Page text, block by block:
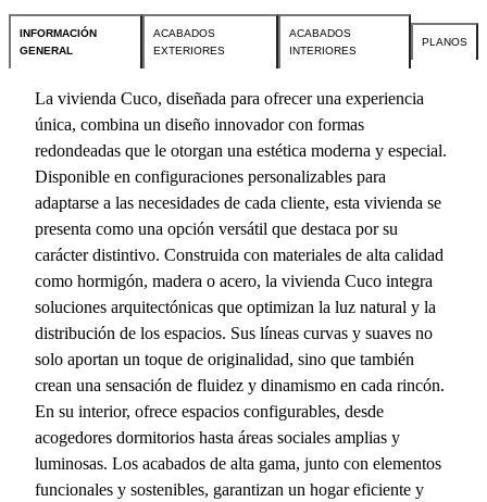
INFORMACIÓN
GENERAL
ACABADOS
EXTERIORES
ACABADOS
INTERIORES
PLANOS
La vivienda Cuco, diseñada para ofrecer una experiencia
única, combina un diseño innovador con formas
redondeadas que le otorgan una estética moderna y especial.
Disponible en configuraciones personalizables para
adaptarse a las necesidades de cada cliente, esta vivienda se
presenta como una opción versátil que destaca por su
carácter distintivo. Construida con materiales de alta calidad
como hormigón, madera o acero, la vivienda Cuco integra
soluciones arquitectónicas que optimizan la luz natural y la
distribución de los espacios. Sus líneas curvas y suaves no
solo aportan un toque de originalidad, sino que también
crean una sensación de fluidez y dinamismo en cada rincón.
En su interior, ofrece espacios configurables, desde
acogedores dormitorios hasta áreas sociales amplias y
luminosas. Los acabados de alta gama, junto con elementos
funcionales y sostenibles, garantizan un hogar eficiente y